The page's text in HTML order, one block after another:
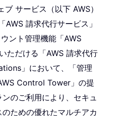
サービス（以下 AWS）
請求代行サービス」
ント管理機能「AWS
ただける「AWS 請求代行
」において、「管理
Control Tower」の提
のご利用により、セキュ
ための優れたマルチアカ